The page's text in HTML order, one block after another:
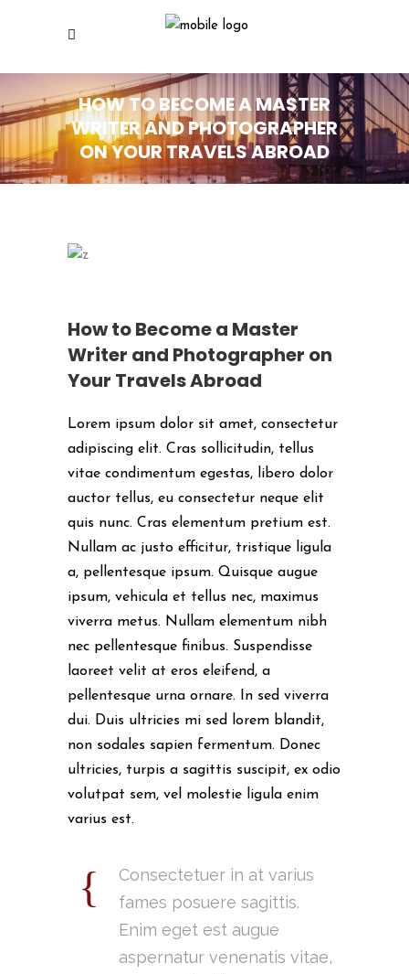
HOW TO BECOME A MASTER
WRITER AND PHOTOGRAPHER
ON YOUR TRAVELS ABROAD
How to Become a Master
Writer and Photographer on
Your Travels Abroad
Lorem ipsum dolor sit amet, consectetur
adipiscing elit. Cras sollicitudin, tellus
vitae condimentum egestas, libero dolor
auctor tellus, eu consectetur neque elit
quis nunc. Cras elementum pretium est.
Nullam ac justo efficitur, tristique ligula
a, pellentesque ipsum. Quisque augue
ipsum, vehicula et tellus nec, maximus
viverra metus. Nullam elementum nibh
nec pellentesque finibus. Suspendisse
laoreet velit at eros eleifend, a
pellentesque urna ornare. In sed viverra
dui. Duis ultricies mi sed lorem blandit,
non sodales sapien fermentum. Donec
ultricies, turpis a sagittis suscipit, ex odio
volutpat sem, vel molestie ligula enim
varius est.
Consectetuer in at varius
fames posuere sagittis.
Enim eget est augue
aspernatur venenatis vitae,